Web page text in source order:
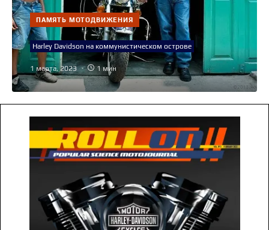
ПАМЯТЬ МОТОДВИЖЕНИЯ
Harley Davidson на коммунистическом острове
1 марта, 2023 1 мин